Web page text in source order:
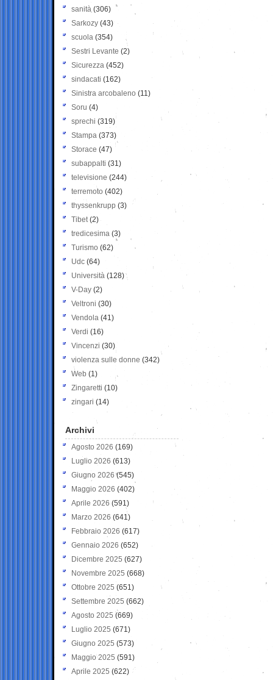
sanità (306)
Sarkozy (43)
scuola (354)
Sestri Levante (2)
Sicurezza (452)
sindacati (162)
Sinistra arcobaleno (11)
Soru (4)
sprechi (319)
Stampa (373)
Storace (47)
subappalti (31)
televisione(244)
terremoto (402)
thyssenkrupp (3)
Tibet(2)
tredicesima (3)
Turismo (62)
Udc (64)
Università (128)
V-Day (2)
Veltroni (30)
Vendola (41)
Verdi (16)
Vincenzi (30)
violenza sulle donne (342)
Web (1)
Zingaretti (10)
zingari (14)
Archivi
Agosto 2026 (169)
Luglio 2026 (613)
Giugno 2026 (545)
Maggio 2026 (402)
Aprile 2026 (591)
Marzo 2026 (641)
Febbraio 2026 (617)
Gennaio 2026 (652)
Dicembre 2025 (627)
Novembre 2025 (668)
Ottobre 2025 (651)
Settembre 2025 (662)
Agosto 2025 (669)
Luglio 2025 (671)
Giugno 2025 (573)
Maggio 2025 (591)
Aprile 2025 (622)